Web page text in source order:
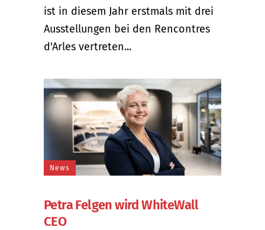
ist in diesem Jahr erstmals mit drei
Ausstellungen bei den Rencontres
d'Arles vertreten...
News
Petra Felgen wird WhiteWall
CEO